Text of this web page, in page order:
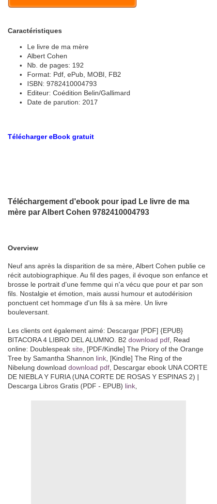
Caractéristiques
Le livre de ma mère
Albert Cohen
Nb. de pages: 192
Format: Pdf, ePub, MOBI, FB2
ISBN: 9782410004793
Editeur: Coédition Belin/Gallimard
Date de parution: 2017
Télécharger eBook gratuit
Téléchargement d'ebook pour ipad Le livre de ma
mère par Albert Cohen 9782410004793
Overview
Neuf ans après la disparition de sa mère, Albert Cohen publie ce
récit autobiographique. Au fil des pages, il évoque son enfance et
brosse le portrait d'une femme qui n'a vécu que pour et par son
fils. Nostalgie et émotion, mais aussi humour et autodérision
ponctuent cet hommage d'un fils à sa mère. Un livre
bouleversant.
Les clients ont également aimé: Descargar [PDF] {EPUB}
BITACORA 4 LIBRO DEL ALUMNO. B2 download pdf , Read
online: Doublespeak site , [PDF/Kindle] The Priory of the Orange
Tree by Samantha Shannon link , [Kindle] The Ring of the
Nibelung download download pdf , Descargar ebook UNA CORTE
DE NIEBLA Y FURIA (UNA CORTE DE ROSAS Y ESPINAS 2) |
Descarga Libros Gratis (PDF - EPUB) link